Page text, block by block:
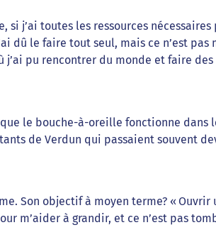
j’ai toutes les ressources
dû le faire tout seul, mais ce n’est
j’ai pu rencontrer du monde et faire
le bouche-à-oreille fonctionne dans
de Verdun qui passaient souvent
Son objectif à moyen terme? «
m’aider à grandir, et ce n’est pas